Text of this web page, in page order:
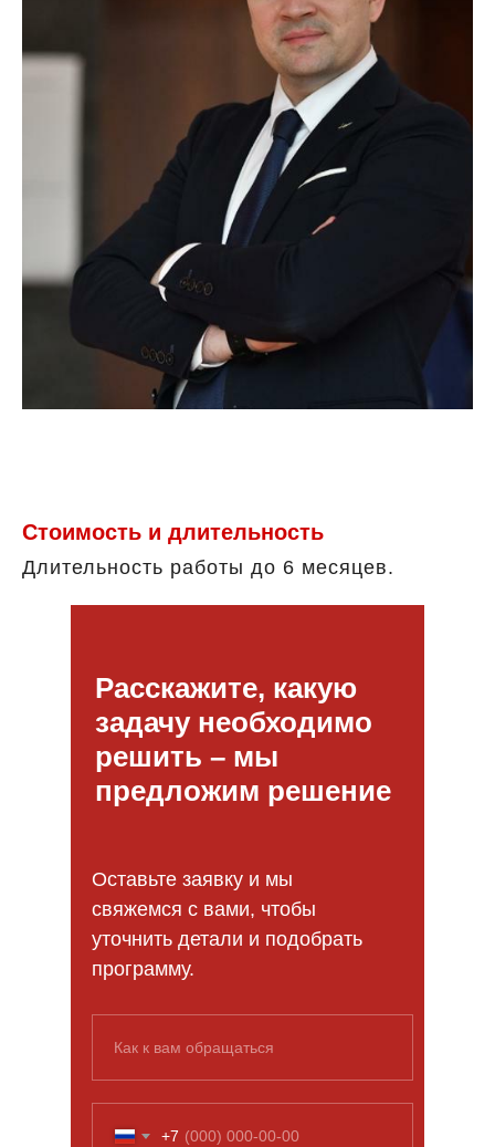
Стоимость и длительность
Длительность работы до 6 месяцев.
Расскажите, какую
задачу необходимо
решить – мы
предложим решение
Оставьте заявку и мы
свяжемся с вами, чтобы
уточнить детали и подобрать
программу.
Как к вам обращаться
+7